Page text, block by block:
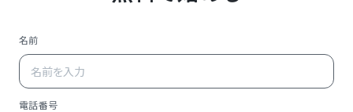
名前
電話番号